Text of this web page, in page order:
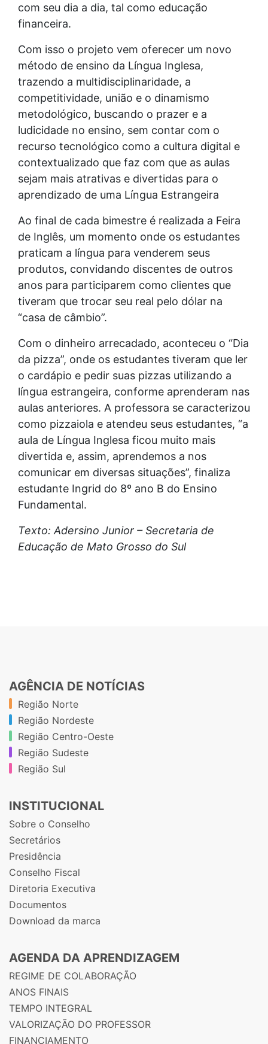
com seu dia a dia, tal como educação
financeira.
Com isso o projeto vem oferecer um novo
método de ensino da Língua Inglesa,
trazendo a multidisciplinaridade, a
competitividade, união e o dinamismo
metodológico, buscando o prazer e a
ludicidade no ensino, sem contar com o
recurso tecnológico como a cultura digital e
contextualizado que faz com que as aulas
sejam mais atrativas e divertidas para o
aprendizado de uma Língua Estrangeira
Ao final de cada bimestre é realizada a Feira
de Inglês, um momento onde os estudantes
praticam a língua para venderem seus
produtos, convidando discentes de outros
anos para participarem como clientes que
tiveram que trocar seu real pelo dólar na
“casa de câmbio”.
Com o dinheiro arrecadado, aconteceu o “Dia
da pizza”, onde os estudantes tiveram que ler
o cardápio e pedir suas pizzas utilizando a
língua estrangeira, conforme aprenderam nas
aulas anteriores. A professora se caracterizou
como pizzaiola e atendeu seus estudantes, “a
aula de Língua Inglesa ficou muito mais
divertida e, assim, aprendemos a nos
comunicar em diversas situações”, finaliza
estudante Ingrid do 8º ano B do Ensino
Fundamental.
Texto: Adersino Junior – Secretaria de
Educação de Mato Grosso do Sul
AGÊNCIA DE NOTÍCIAS
Região Norte
Região Nordeste
Região Centro-Oeste
Região Sudeste
Região Sul
INSTITUCIONAL
Sobre o Conselho
Secretários
Presidência
Conselho Fiscal
Diretoria Executiva
Documentos
Download da marca
AGENDA DA APRENDIZAGEM
REGIME DE COLABORAÇÃO
ANOS FINAIS
TEMPO INTEGRAL
VALORIZAÇÃO DO PROFESSOR
FINANCIAMENTO